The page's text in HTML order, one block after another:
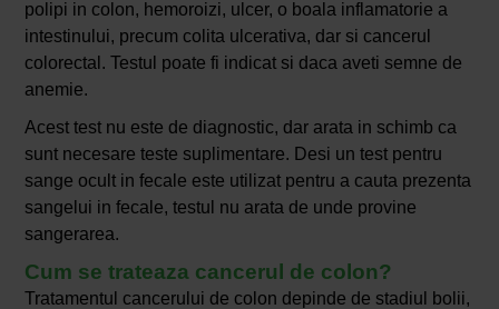
polipi in colon, hemoroizi, ulcer, o boala inflamatorie a
intestinului, precum colita ulcerativa, dar si cancerul
colorectal. Testul poate fi indicat si daca aveti semne de
anemie.
Acest test nu este de diagnostic, dar arata in schimb ca
sunt necesare teste suplimentare. Desi un test pentru
sange ocult in fecale este utilizat pentru a cauta prezenta
sangelui in fecale, testul nu arata de unde provine
sangerarea.
Cum se trateaza cancerul de colon?
Tratamentul cancerului de colon depinde de stadiul bolii,